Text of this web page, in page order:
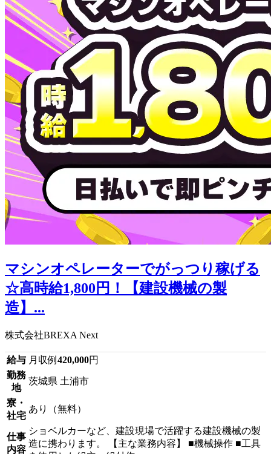
マシンオペレーターでがっつり稼げる
☆高時給1,800円！【建設機械の製
造】...
株式会社BREXA Next
給与 月収例 420,000円
勤務
地
茨城県 土浦市
寮・
社宅
あり（無料）
仕事
内容
ショベルカーなど、建設現場で活躍する建設機械の製
造に携わります。 【主な業務内容】 ■機械操作 ■工具